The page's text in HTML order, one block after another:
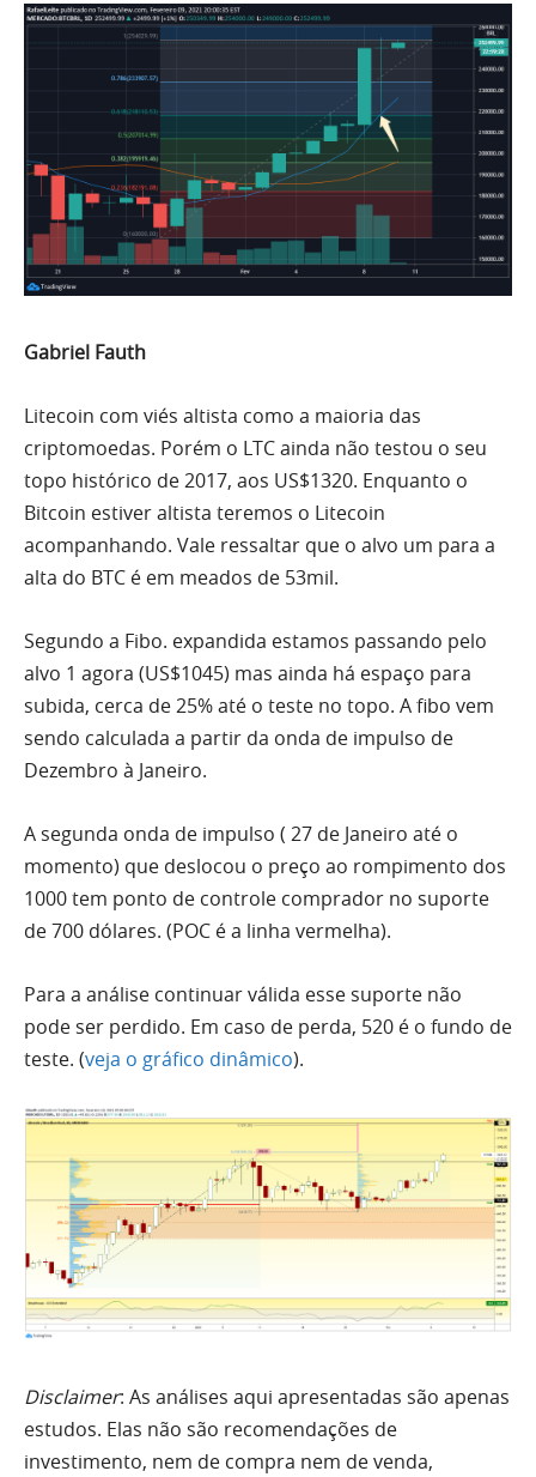
Gabriel Fauth
Litecoin com viés altista como a maioria das
criptomoedas. Porém o LTC ainda não testou o seu
topo histórico de 2017, aos US$1320. Enquanto o
Bitcoin estiver altista teremos o Litecoin
acompanhando. Vale ressaltar que o alvo um para a
alta do BTC é em meados de 53mil.
Segundo a Fibo. expandida estamos passando pelo
alvo 1 agora (US$1045) mas ainda há espaço para
subida, cerca de 25% até o teste no topo. A fibo vem
sendo calculada a partir da onda de impulso de
Dezembro à Janeiro.
A segunda onda de impulso ( 27 de Janeiro até o
momento) que deslocou o preço ao rompimento dos
1000 tem ponto de controle comprador no suporte
de 700 dólares. (POC é a linha vermelha).
Para a análise continuar válida esse suporte não
pode ser perdido. Em caso de perda, 520 é o fundo de
teste. (veja o gráfico dinâmico).
Disclaimer: As análises aqui apresentadas são apenas
estudos. Elas não são recomendações de
investimento, nem de compra nem de venda,